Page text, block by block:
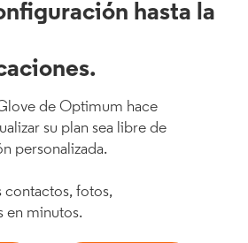
hasta la
de Optimum hace
su plan sea libre de
personalizada.
contactos, fotos,
en minutos.